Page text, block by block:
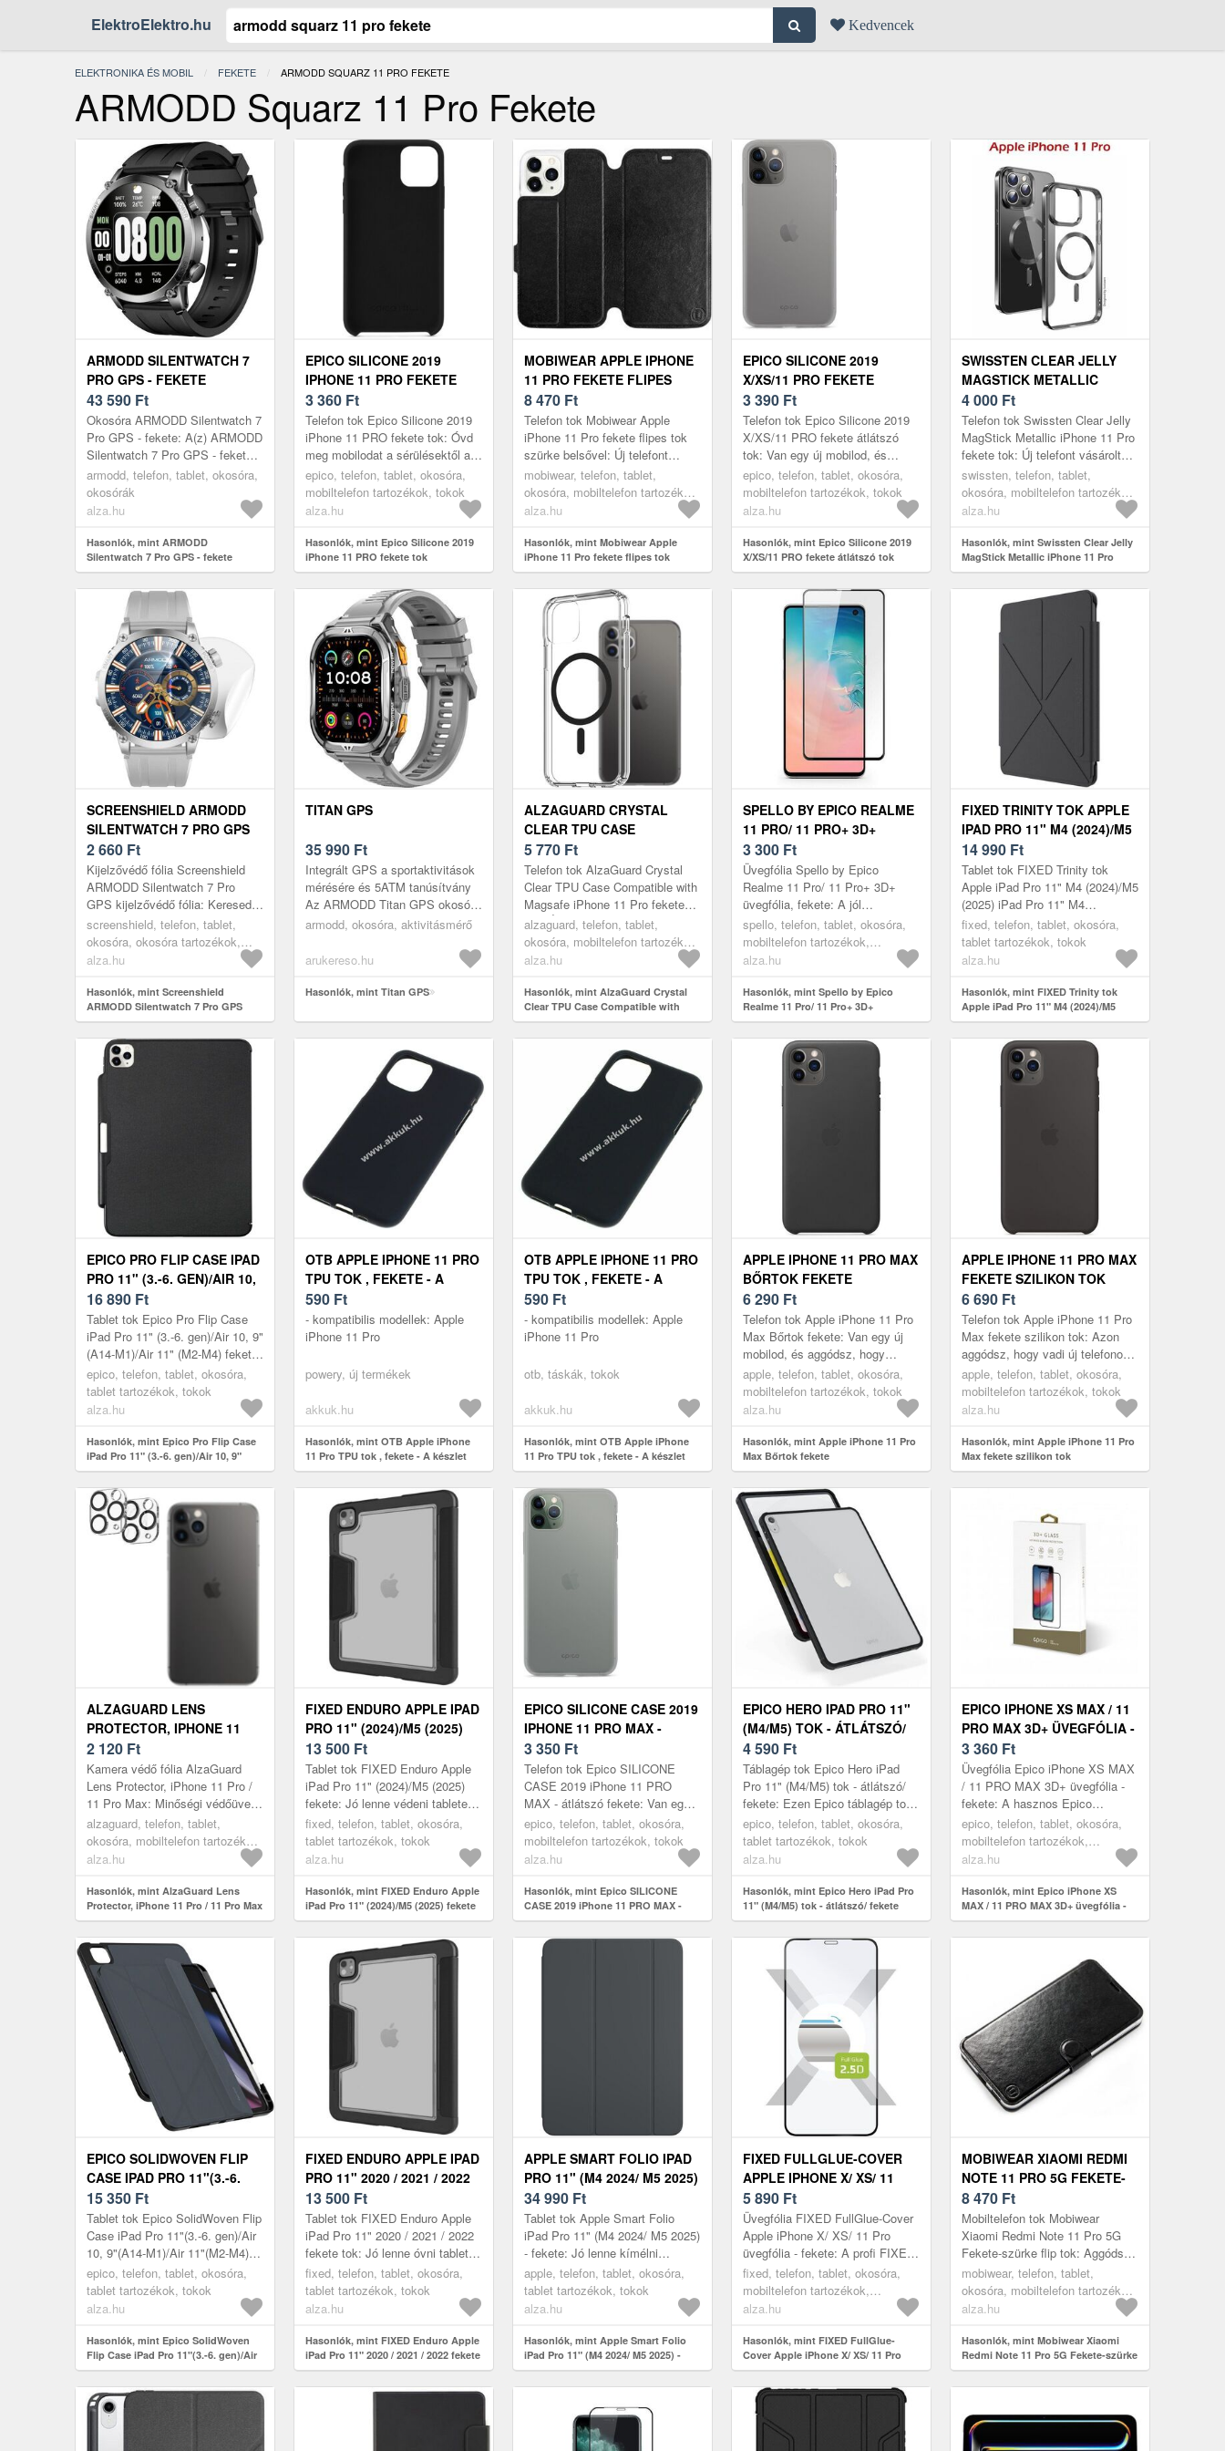
ElektroElektro.hu Kedvencek
ELEKTRONIKA ÉS MOBIL FEKETE JELENLEGI:
ARMODD SQUARZ 11 PRO FEKETE
ARMODD Squarz 11 Pro Fekete
ARMODD SILENTWATCH 7
PRO GPS - FEKETE
43 590 Ft
Okosóra ARMODD Silentwatch 7
Pro GPS - fekete: A(z) ARMODD
Silentwatch 7 Pro GPS - fekete
smart karóra azoknak készült,
akik kedvelik a modern okos...
armodd, telefon, tablet, okosóra,
okosórák
alza.hu
Hasonlók, mint ARMODD
Silentwatch 7 Pro GPS - fekete
EPICO SILICONE 2019
IPHONE 11 PRO FEKETE
TOK
3 360 Ft
Telefon tok Epico Silicone 2019
iPhone 11 PRO fekete tok: Óvd
meg mobilodat a sérülésektől az
igényes Epico Silicone 2019
iPhone 11 PRO fekete tok ...
epico, telefon, tablet, okosóra,
mobiltelefon tartozékok, tokok
alza.hu
Hasonlók, mint Epico Silicone 2019
iPhone 11 PRO fekete tok
MOBIWEAR APPLE IPHONE
11 PRO FEKETE FLIPES
TOK SZÜRKE BELSŐVEL
8 470 Ft
Telefon tok Mobiwear Apple
iPhone 11 Pro fekete flipes tok
szürke belsővel: Új telefont
vásároltál, és félsz az esetleges
sérülésektől? Ezen prakti...
mobiwear, telefon, tablet,
okosóra, mobiltelefon tartozékok,
tokok
alza.hu
Hasonlók, mint Mobiwear Apple
iPhone 11 Pro fekete flipes tok
szürke belsővel
EPICO SILICONE 2019
X/XS/11 PRO FEKETE
ÁTLÁTSZÓ TOK
3 390 Ft
Telefon tok Epico Silicone 2019
X/XS/11 PRO fekete átlátszó
tok: Van egy új mobilod, és
aggódsz, hogy esetleg
megsérül? Eme praktikus Apple
iPhone ...
epico, telefon, tablet, okosóra,
mobiltelefon tartozékok, tokok
alza.hu
Hasonlók, mint Epico Silicone 2019
X/XS/11 PRO fekete átlátszó tok
SWISSTEN CLEAR JELLY
MAGSTICK METALLIC
IPHONE 11 PRO FEKETE
TOK
4 000 Ft
Telefon tok Swissten Clear Jelly
MagStick Metallic iPhone 11 Pro
fekete tok: Új telefont vásároltál,
és félsz, hogy megsérül? Ez a
praktikus Apple ...
swissten, telefon, tablet,
okosóra, mobiltelefon tartozékok,
tokok
alza.hu
Hasonlók, mint Swissten Clear Jelly
MagStick Metallic iPhone 11 Pro
fekete tok
SCREENSHIELD ARMODD
SILENTWATCH 7 PRO GPS
KIJELZŐVÉDŐ FÓLIA
2 660 Ft
Kijelzővédő fólia Screenshield
ARMODD Silentwatch 7 Pro
GPS kijelzővédő fólia: Keresed a
módját, hogy új mobiltelefonod
minél hosszabb ideig tökéle...
screenshield, telefon, tablet,
okosóra, okosóra tartozékok,
fólia
alza.hu
Hasonlók, mint Screenshield
ARMODD Silentwatch 7 Pro GPS
kijelzővédő fólia
TITAN GPS
35 990 Ft
Integrált GPS a sportaktivitások
mérésére és 5ATM tanúsítvány
Az ARMODD Titan GPS okosóra
az always-on funkcióval
AMOLED...
armodd, okosóra, aktivitásmérő
arukereso.hu
Hasonlók, mint Titan GPS
ALZAGUARD CRYSTAL
CLEAR TPU CASE
COMPATIBLE WITH
MAGSAFE IPHONE 11 PRO
FEKETE TOK
5 770 Ft
Telefon tok AlzaGuard Crystal
Clear TPU Case Compatible with
Magsafe iPhone 11 Pro fekete
tok: Átlátszó MagSafe
telefontokAz AlzaGuard vékony,
ruga...
alzaguard, telefon, tablet,
okosóra, mobiltelefon tartozékok,
tokok
alza.hu
Hasonlók, mint AlzaGuard Crystal
Clear TPU Case Compatible with
Magsafe iPhone 11 Pro fekete tok
SPELLO BY EPICO REALME
11 PRO/ 11 PRO+ 3D+
ÜVEGFÓLIA, FEKETE
3 300 Ft
Üvegfólia Spello by Epico
Realme 11 Pro/ 11 Pro+ 3D+
üvegfólia, fekete: A jól
kihasználható SPELLO üvegfólia
egyrészt védelmet nyújt a
kijelzőnek a...
spello, telefon, tablet, okosóra,
mobiltelefon tartozékok,
üvegfóliák
alza.hu
Hasonlók, mint Spello by Epico
Realme 11 Pro/ 11 Pro+ 3D+
üvegfólia, fekete
FIXED TRINITY TOK APPLE
IPAD PRO 11" M4 (2024)/M5
(2025) IPAD PRO 11" M4
(2024)/M5 (2025)
ÁLLVÁNNYAL, FEKETE
14 990 Ft
Tablet tok FIXED Trinity tok
Apple iPad Pro 11" M4 (2024)/M5
(2025) iPad Pro 11" M4
(2024)/M5 (2025) állvánnyal,
fekete: Jó lenne megkímélni
táblag...
fixed, telefon, tablet, okosóra,
tablet tartozékok, tokok
alza.hu
Hasonlók, mint FIXED Trinity tok
Apple iPad Pro 11" M4 (2024)/M5
(2025) iPad Pro 11" M4 (2024)/M5
(2025) állvánnyal, fekete
EPICO PRO FLIP CASE IPAD
PRO 11" (3.-6. GEN)/AIR 10,
9" (A14-M1)/AIR 11" (M2-M4)
FEKETE TOK
16 890 Ft
Tablet tok Epico Pro Flip Case
iPad Pro 11" (3.-6. gen)/Air 10, 9"
(A14-M1)/Air 11" (M2-M4) fekete
tok: Az Epico Pro Flip Case
minden oldalról védi...
epico, telefon, tablet, okosóra,
tablet tartozékok, tokok
alza.hu
Hasonlók, mint Epico Pro Flip Case
iPad Pro 11" (3.-6. gen)/Air 10, 9"
(A14-M1)/Air 11" (M2-M4) fekete tok
OTB APPLE IPHONE 11 PRO
TPU TOK , FEKETE - A
KÉSZLET EREJÉIG
590 Ft
- kompatibilis modellek: Apple
iPhone 11 Pro
powery, új termékek
akkuk.hu
Hasonlók, mint OTB Apple iPhone
11 Pro TPU tok , fekete - A készlet
erejéig
OTB APPLE IPHONE 11 PRO
TPU TOK , FEKETE - A
KÉSZLET EREJÉIG
590 Ft
- kompatibilis modellek: Apple
iPhone 11 Pro
otb, táskák, tokok
akkuk.hu
Hasonlók, mint OTB Apple iPhone
11 Pro TPU tok , fekete - A készlet
erejéig
APPLE IPHONE 11 PRO MAX
BŐRTOK FEKETE
6 290 Ft
Telefon tok Apple iPhone 11 Pro
Max Bőrtok fekete: Van egy új
mobilod, és aggódsz, hogy
esetleg megsérül? Ezen
praktikus Apple iPhone 11 Pro
Max te...
apple, telefon, tablet, okosóra,
mobiltelefon tartozékok, tokok
alza.hu
Hasonlók, mint Apple iPhone 11 Pro
Max Bőrtok fekete
APPLE IPHONE 11 PRO MAX
FEKETE SZILIKON TOK
6 690 Ft
Telefon tok Apple iPhone 11 Pro
Max fekete szilikon tok: Azon
aggódsz, hogy vadi új telefonod
megsérülhet? Ezen Apple iPhone
11 Pro Max telefontok ...
apple, telefon, tablet, okosóra,
mobiltelefon tartozékok, tokok
alza.hu
Hasonlók, mint Apple iPhone 11 Pro
Max fekete szilikon tok
ALZAGUARD LENS
PROTECTOR, IPHONE 11
PRO / 11 PRO MAX
2 120 Ft
Kamera védő fólia AlzaGuard
Lens Protector, iPhone 11 Pro /
11 Pro Max: Minőségi védőüveg
a teljes fényképezőmodul
számáraAz AlzaGuard
védőüveggel,...
alzaguard, telefon, tablet,
okosóra, mobiltelefon tartozékok,
üvegfóliák
alza.hu
Hasonlók, mint AlzaGuard Lens
Protector, iPhone 11 Pro / 11 Pro Max
FIXED ENDURO APPLE IPAD
PRO 11" (2024)/M5 (2025)
FEKETE
13 500 Ft
Tablet tok FIXED Enduro Apple
iPad Pro 11" (2024)/M5 (2025)
fekete: Jó lenne védeni tableted
a karcoktól és sérülésektől? A(z)
FIXED által gyártott...
fixed, telefon, tablet, okosóra,
tablet tartozékok, tokok
alza.hu
Hasonlók, mint FIXED Enduro Apple
iPad Pro 11" (2024)/M5 (2025) fekete
EPICO SILICONE CASE 2019
IPHONE 11 PRO MAX -
ÁTLÁTSZÓ FEKETE
3 350 Ft
Telefon tok Epico SILICONE
CASE 2019 iPhone 11 PRO
MAX - átlátszó fekete: Van egy
új mobilod, és aggódsz, hogy
esetleg megsérül? Eme Apple
iPhone 1...
epico, telefon, tablet, okosóra,
mobiltelefon tartozékok, tokok
alza.hu
Hasonlók, mint Epico SILICONE
CASE 2019 iPhone 11 PRO MAX -
átlátszó fekete
EPICO HERO IPAD PRO 11"
(M4/M5) TOK - ÁTLÁTSZÓ/
FEKETE
4 590 Ft
Táblagép tok Epico Hero iPad
Pro 11" (M4/M5) tok - átlátszó/
fekete: Ezen Epico táblagép tok
Apple iPad Pro M5 11" (2025) és
iPad Pro M4 11" (2024)...
epico, telefon, tablet, okosóra,
tablet tartozékok, tokok
alza.hu
Hasonlók, mint Epico Hero iPad Pro
11" (M4/M5) tok - átlátszó/ fekete
EPICO IPHONE XS MAX / 11
PRO MAX 3D+ ÜVEGFÓLIA -
FEKETE
3 360 Ft
Üvegfólia Epico iPhone XS MAX
/ 11 PRO MAX 3D+ üvegfólia -
fekete: A hasznos Epico
üvegfólia megvédi a kijelzőt a
karcoktól, és ha leejted a
készül...
epico, telefon, tablet, okosóra,
mobiltelefon tartozékok,
üvegfóliák
alza.hu
Hasonlók, mint Epico iPhone XS
MAX / 11 PRO MAX 3D+ üvegfólia -
fekete
EPICO SOLIDWOVEN FLIP
CASE IPAD PRO 11"(3.-6.
GEN)/AIR 10, 9"(A14-
M1)/AIR 11"(M2-M4) -
FEKETE
15 350 Ft
Tablet tok Epico SolidWoven Flip
Case iPad Pro 11"(3.-6. gen)/Air
10, 9"(A14-M1)/Air 11"(M2-M4) -
fekete: Jó lenne óvni táblagéped
a karcoktól? A(z...
epico, telefon, tablet, okosóra,
tablet tartozékok, tokok
alza.hu
Hasonlók, mint Epico SolidWoven
Flip Case iPad Pro 11"(3.-6. gen)/Air
10, 9"(A14-M1)/Air 11"(M2-M4) -
fekete
FIXED ENDURO APPLE IPAD
PRO 11" 2020 / 2021 / 2022
FEKETE TOK
13 500 Ft
Tablet tok FIXED Enduro Apple
iPad Pro 11" 2020 / 2021 / 2022
fekete tok: Jó lenne óvni tableted
a karcoktól és ütődésektől? A(z)
FIXED által terve...
fixed, telefon, tablet, okosóra,
tablet tartozékok, tokok
alza.hu
Hasonlók, mint FIXED Enduro Apple
iPad Pro 11" 2020 / 2021 / 2022 fekete
tok
APPLE SMART FOLIO IPAD
PRO 11" (M4 2024/ M5 2025)
- FEKETE
34 990 Ft
Tablet tok Apple Smart Folio
iPad Pro 11" (M4 2024/ M5 2025)
- fekete: Jó lenne kímélni
táblagéped az ütődésektől és
karcoktól? A(z) Apple által gy...
apple, telefon, tablet, okosóra,
tablet tartozékok, tokok
alza.hu
Hasonlók, mint Apple Smart Folio
iPad Pro 11" (M4 2024/ M5 2025) -
fekete
FIXED FULLGLUE-COVER
APPLE IPHONE X/ XS/ 11
PRO ÜVEGFÓLIA - FEKETE
5 890 Ft
Üvegfólia FIXED FullGlue-Cover
Apple iPhone X/ XS/ 11 Pro
üvegfólia - fekete: A profi FIXED
üvegfólia megvédi a kijelzőt a
karcoktól, és ha leejted...
fixed, telefon, tablet, okosóra,
mobiltelefon tartozékok,
üvegfóliák
alza.hu
Hasonlók, mint FIXED FullGlue-
Cover Apple iPhone X/ XS/ 11 Pro
üvegfólia - fekete
MOBIWEAR XIAOMI REDMI
NOTE 11 PRO 5G FEKETE-
SZÜRKE FLIP TOK
8 470 Ft
Mobiltelefon tok Mobiwear
Xiaomi Redmi Note 11 Pro 5G
Fekete-szürke flip tok: Aggódsz
amiatt, hogy az újonnan vásárolt
mobiltelefonod megsérül? A m...
mobiwear, telefon, tablet,
okosóra, mobiltelefon tartozékok,
tokok
alza.hu
Hasonlók, mint Mobiwear Xiaomi
Redmi Note 11 Pro 5G Fekete-szürke
flip tok